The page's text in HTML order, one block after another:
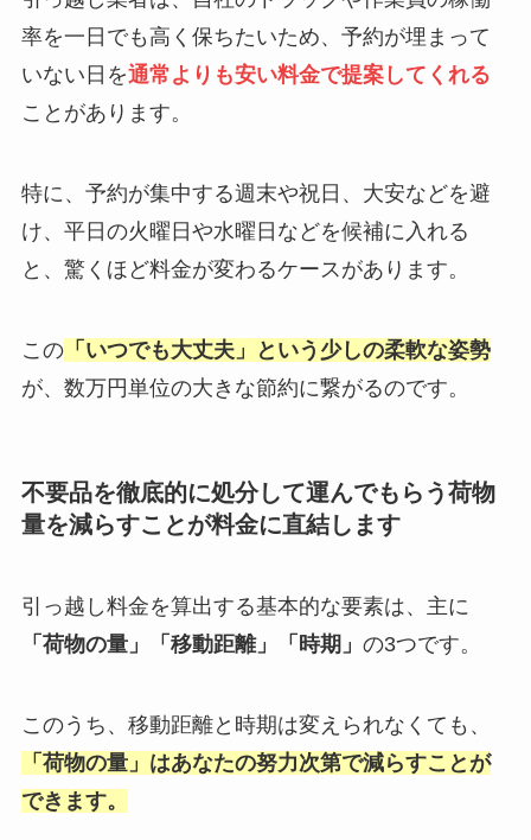
率を一日でも高く保ちたいため、予約が埋まって
いない日を通常よりも安い料金で提案してくれる
ことがあります。
特に、予約が集中する週末や祝日、大安などを避
け、平日の火曜日や水曜日などを候補に入れる
と、驚くほど料金が変わるケースがあります。
この「いつでも大丈夫」という少しの柔軟な姿勢
が、数万円単位の大きな節約に繋がるのです。
不要品を徹底的に処分して運んでもらう荷物
量を減らすことが料金に直結します
引っ越し料金を算出する基本的な要素は、主に
「荷物の量」「移動距離」「時期」 の3つです。
このうち、移動距離と時期は変えられなくても、
「荷物の量」はあなたの努力次第で減らすことが
できます。